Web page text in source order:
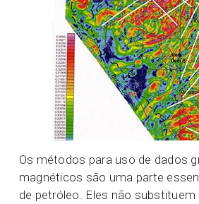
Os métodos para uso de dados
magnéticos são uma parte
de petróleo. Eles não substituem